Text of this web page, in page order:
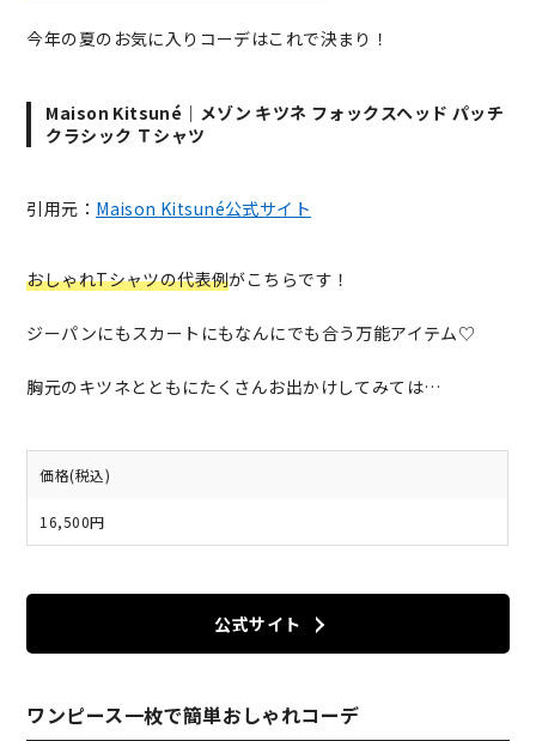
今年の夏のお気に入りコーデはこれで決まり！
Maison Kitsuné｜メゾン キツネ フォックスヘッド パッチ
クラシック Ｔシャツ
引用元： Maison Kitsuné公式サイト
おしゃれTシャツの代表例がこちらです！
ジーパンにもスカートにもなんにでも合う万能アイテム♡
胸元のキツネとともにたくさんお出かけしてみては…
価格(税込)
16,500円
公式サイト
ワンピース一枚で簡単おしゃれコーデ